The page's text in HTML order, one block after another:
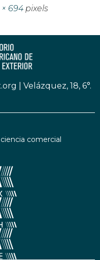
694 pixels
Velázquez, 18, 6°.
comercial